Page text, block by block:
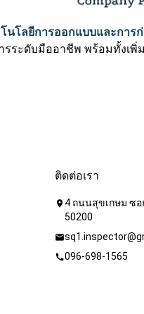
นโลยีการออกแบบและการ
รระดับมืออาชีพ พร้อมทั้งเพิ่ม
ติดต่อเรา
location_on 4 ถนนสุขเกษม ซอ
50200
mail
call096-698-1565